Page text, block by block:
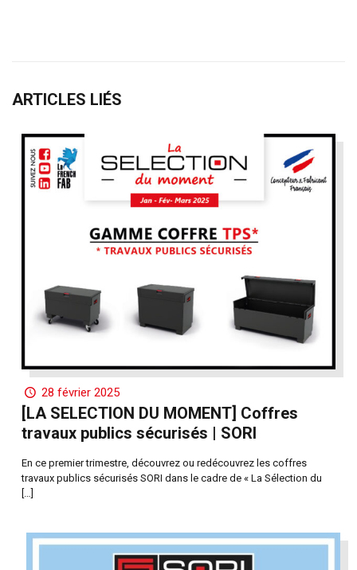
ARTICLES LIÉS
28 février 2025
[LA SELECTION DU MOMENT] Coffres
travaux publics sécurisés | SORI
En ce premier trimestre, découvrez ou redécouvrez les coffres
travaux publics sécurisés SORI dans le cadre de « La Sélection du
[…]